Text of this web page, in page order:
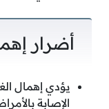
أضرار
يؤدي إهمال
الإصابة